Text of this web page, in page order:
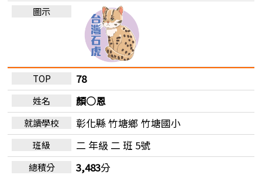
78
顏○恩
彰化縣 竹塘鄉 竹塘國小
二 年級 二 班 5號
3,483分